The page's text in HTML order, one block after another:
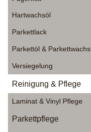
Hartwachsöl
Parkettlack
Parkettöl & Parkettwachs
Versiegelung
Reinigung & Pflege
Laminat & Vinyl Pflege
Parkettpflege